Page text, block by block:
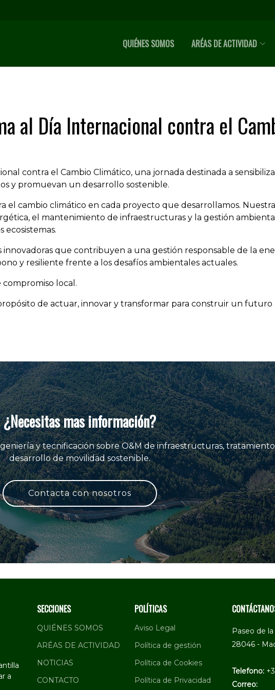
QUIÉNES SOMOS ARÉAS DE ACTIVIDAD
al Día Internacional contra el
contra el Cambio Climático, una jornada destinada a
y promuevan un desarrollo sostenible.
el cambio climático en cada proyecto que desarrollamos.
el mantenimiento de infraestructuras y la gestión
ecosistemas.
que contribuyen a una gestión responsable de la
y resiliente frente a los desafíos ambientales actuales.
local.
de actuar, innovar y transformar para construir un futuro
¿Necesitas mas información?
y tecnificación sobre O&M de infraestructuras,
desarrollo de movilidad sostenible.
Contacta con nosotros
a
SECCIONES
QUIÉNES SOMOS
ARÉAS DE ACTIVIDAD
NOTICIAS
CONTACTO
POLÍTICAS
Aviso Legal
Política de gestión
Política de Cookies
Política de Privacidad
Paseo de la
28046 -
Telefono:
Correo: